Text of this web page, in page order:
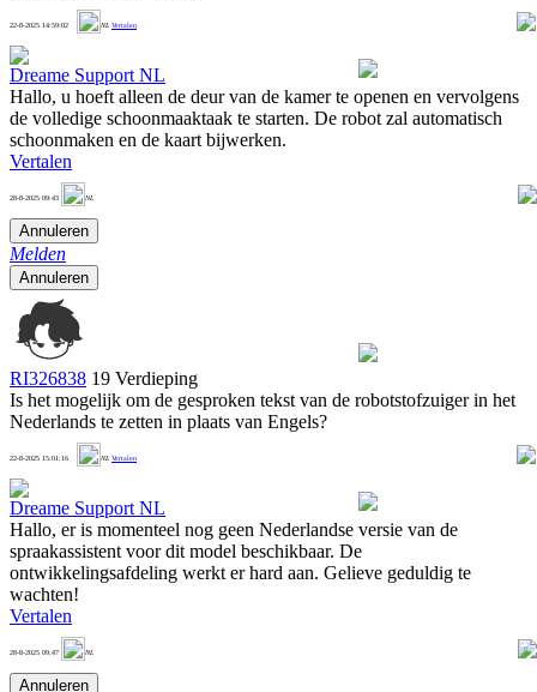
22-8-2025 14:59:02 NL Vertalen 1
Dreame Support NL
Hallo, u hoeft alleen de deur van de kamer te openen en vervolgens
de volledige schoonmaaktaak te starten. De robot zal automatisch
schoonmaken en de kaart bijwerken.
Vertalen
28-8-2025 09:43 NL 1
Annuleren
Melden
Annuleren
RI326838 19 Verdieping
Is het mogelijk om de gesproken tekst van de robotstofzuiger in het
Nederlands te zetten in plaats van Engels?
22-8-2025 15:01:16 NL Vertalen 1
Dreame Support NL
Hallo, er is momenteel nog geen Nederlandse versie van de
spraakassistent voor dit model beschikbaar. De
ontwikkelingsafdeling werkt er hard aan. Gelieve geduldig te
wachten!
Vertalen
28-8-2025 09:47 NL 0
Annuleren